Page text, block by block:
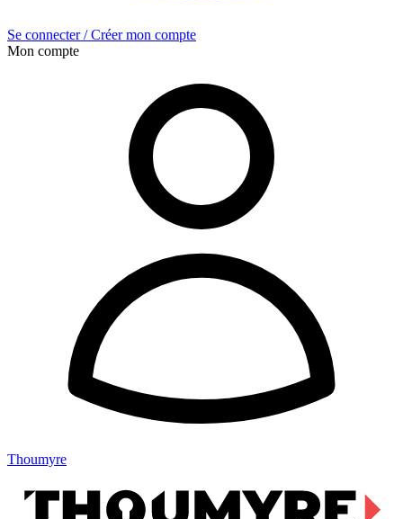
Se connecter / Créer mon compte
Mon compte
Thoumyre